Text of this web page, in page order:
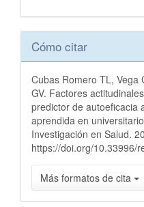
Detalles
del
artículo
Cómo citar
Cubas Romero TL, Vega
GV. Factores
predictor de autoeficacia
aprendida en
Investigación en Salud.
https://doi.org/10.33996/
Más formatos de cita